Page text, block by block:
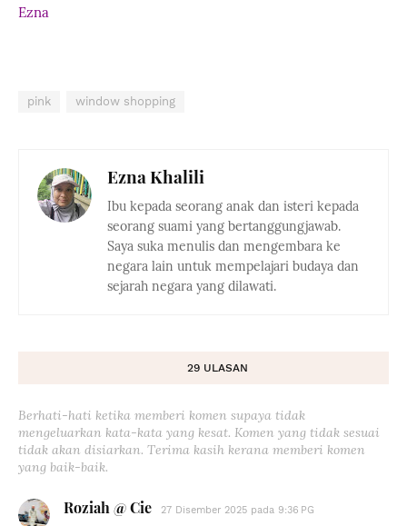
Ezna
pink window shopping
Ezna Khalili
Ibu kepada seorang anak dan isteri kepada
seorang suami yang bertanggungjawab.
Saya suka menulis dan mengembara ke
negara lain untuk mempelajari budaya dan
sejarah negara yang dilawati.
29 ULASAN
Berhati-hati ketika memberi komen supaya tidak
mengeluarkan kata-kata yang kesat. Komen yang tidak sesuai
tidak akan disiarkan. Terima kasih kerana memberi komen
yang baik-baik.
Roziah @ Cie 27 Disember 2025 pada 9:36 PG